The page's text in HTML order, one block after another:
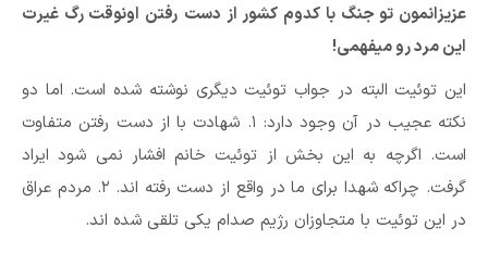
عزیزانمون تو جنگ با کدوم کشور از دست رفتن اونوقت رگ غیرت
این مرد رو میفهمی!
این توئیت البته در جواب توئیت دیگری نوشته شده است. اما دو
نکته عجیب در آن وجود دارد: ۱. شهادت با از دست رفتن متفاوت
است. اگرچه به این بخش از توئیت خانم افشار نمی شود ایراد
گرفت. چراکه شهدا برای ما در واقع از دست رفته اند. ۲. مردم عراق
در این توئیت با متجاوزان رژیم صدام یکی تلقی شده اند.